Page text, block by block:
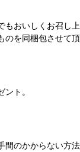
もおいしくお召し上
のを同梱包させて頂
ト。
間のかからない方法